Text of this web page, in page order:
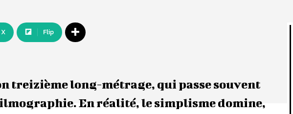
X Flip
treizième long-métrage, qui passe souvent
En réalité, le simplisme domine,